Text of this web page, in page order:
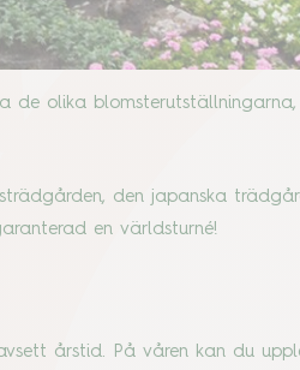
olika
den japanska
en världsturné!
årstid. På våren kan du